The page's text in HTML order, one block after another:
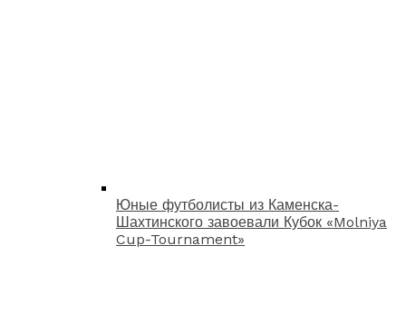
Юные футболисты из Каменска-
Шахтинского завоевали Кубок «Molniya
Cup-Tournament»